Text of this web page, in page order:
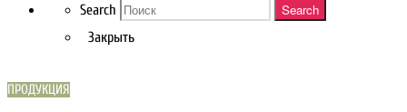
Search Search
Закрыть
ПРОДУКЦИЯ